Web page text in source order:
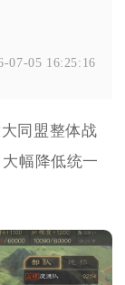
07-05 16:25:16
同盟整体战
幅降低统一